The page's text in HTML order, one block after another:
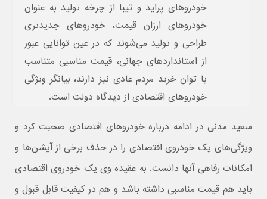
خودروهای پراید و تیبا از چرخه تولید به عنوان
خودروهای ارزان قیمت، خودروهای جدیدتری
طراحی و تولید می‌شوند که در عین توانایی عبور
از استانداردهای جهانی، قیمت مناسبی متناسب
با توان خرید مردم عادی نیز دارند، بیانگر ویژگی
خودروهای اقتصادی از دیدگاه دولت است.
سعید مدنی در ادامه درباره خودروهای اقتصادی صحبت کرد و
ویژگی‌های یک خودروی اقتصادی را در حذف برخی از آپشن‌ها و
امکانات رفاهی آنها دانست. به عقیده وی یک خودروی اقتصادی
باید هم قیمت مناسبی داشته باشد و هم در کیفیت قابل قبول و